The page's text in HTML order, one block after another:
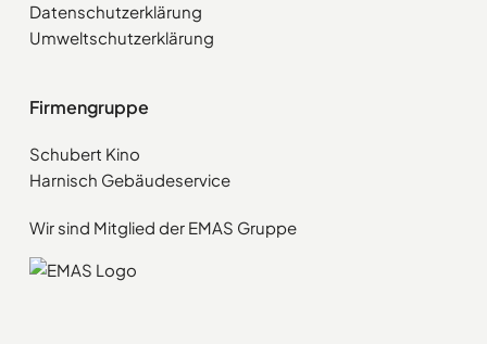
Datenschutzerklärung
Umweltschutzerklärung
Firmengruppe
Schubert Kino
Harnisch Gebäudeservice
Wir sind Mitglied der EMAS Gruppe